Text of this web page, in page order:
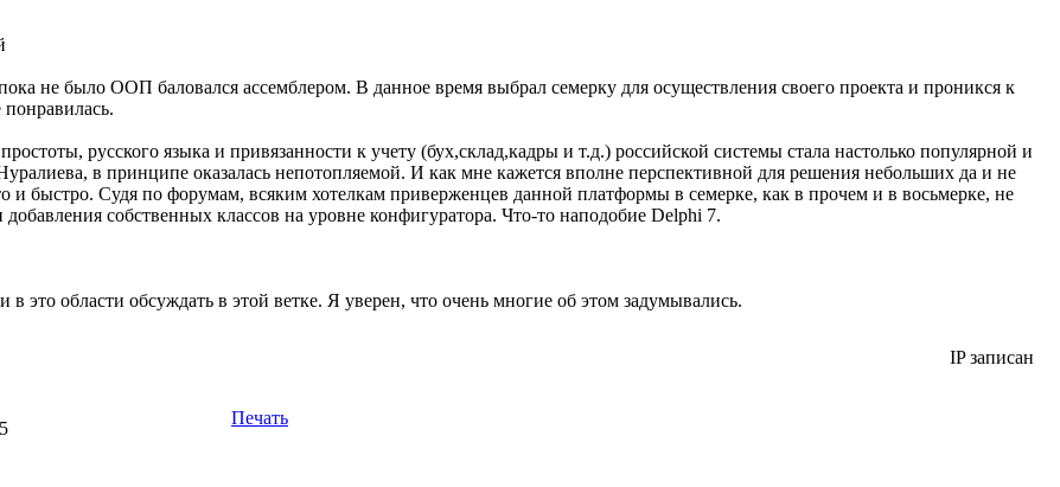
не было ООП баловался ассемблером. В данное время выбрал семерку для осуществления своего проекта и проникся к
русского языка и привязанности к учету (бух,склад,кадры и т.д.) российской системы стала настолько популярной и
в принципе оказалась непотопляемой. И как мне кажется вполне перспективной для решения небольших да и не
и быстро. Судя по форумам, всяким хотелкам приверженцев данной платформы в семерке, как в прочем и в восьмерке, не
добавления собственных классов на уровне конфигуратора. Что-то наподобие Delphi 7.
в это области обсуждать в этой ветке. Я уверен, что очень многие об этом задумывались.
IP записан
Печать